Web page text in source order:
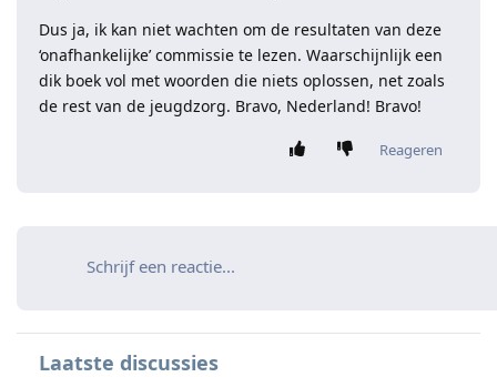
Dus ja, ik kan niet wachten om de resultaten van deze
‘onafhankelijke’ commissie te lezen. Waarschijnlijk een
dik boek vol met woorden die niets oplossen, net zoals
de rest van de jeugdzorg. Bravo, Nederland! Bravo!
Reageren
Schrijf een reactie...
Laatste discussies